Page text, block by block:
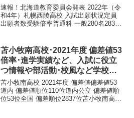
特徴を調査しました。
速報！北海道教育委員会発表 2022年（令
和4年）札幌西陵高校 入試出願状況定員
出願者数受験倍率普通科 一般280名283名
陵高校は札幌市西区平和に所...
苫小牧南高校･2021年度 偏差値53
倍率･進学実績など、入試に役立
つ情報や部活動･校風など学校の
特徴を調査しました。
苫小牧南高校 2021年度 偏差値偏差値53
道内 偏差値順位110位道内公立 偏差値順
位53位全国 偏差順位2837位苫小牧南高校